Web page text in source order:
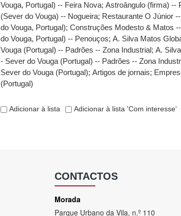
Vouga, Portugal) -- Feira Nova;Astroângulo (firma) --
(Sever do Vouga) -- Nogueira; Restaurante O Júnior
do Vouga, Portugal);Construções Modesto & Matos
do Vouga, Portugal) -- Penouços;A. Silva Matos
Vouga (Portugal) -- Padrões -- Zona Industrial;A.
- Sever do Vouga (Portugal) -- Padrões -- Zona
Sever do Vouga (Portugal);Artigos de jornais;
(Portugal)
Adicionar à lista Adicionar à lista 'Com interesse'
CONTACTOS
Morada
Parque Urbano da Vila, n.º 110